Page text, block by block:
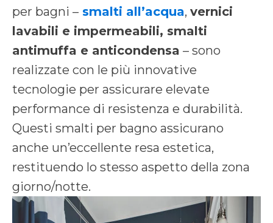
per bagni – smalti all’acqua, vernici
lavabili e impermeabili, smalti
antimuffa e anticondensa – sono
realizzate con le più innovative
tecnologie per assicurare elevate
performance di resistenza e durabilità.
Questi smalti per bagno assicurano
anche un’eccellente resa estetica,
restituendo lo stesso aspetto della zona
giorno/notte.